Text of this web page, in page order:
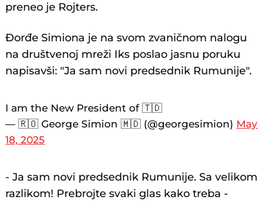
preneo je Rojters.
Đorđe Simiona je na svom zvaničnom nalogu
na društvenoj mreži Iks poslao jasnu poruku
napisavši: "Ja sam novi predsednik Rumunije".
I am the New President of 🇹🇩
— 🇷🇴 George Simion 🇲🇩 (@georgesimion) May
18, 2025
- Ja sam novi predsednik Rumunije. Sa velikom
razlikom! Prebrojte svaki glas kako treba -